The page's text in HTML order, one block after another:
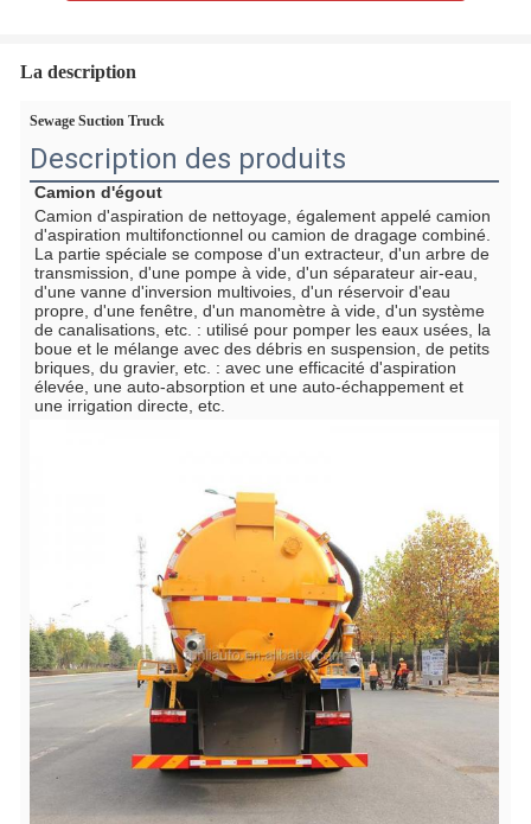
La description
Sewage Suction Truck
Description des produits
Camion d'égout
Camion d'aspiration de nettoyage, également appelé camion
d'aspiration multifonctionnel ou camion de dragage combiné.
La partie spéciale se compose d'un extracteur, d'un arbre de
transmission, d'une pompe à vide, d'un séparateur air-eau,
d'une vanne d'inversion multivoies, d'un réservoir d'eau
propre, d'une fenêtre, d'un manomètre à vide, d'un système
de canalisations, etc. : utilisé pour pomper les eaux usées, la
boue et le mélange avec des débris en suspension, de petits
briques, du gravier, etc. : avec une efficacité d'aspiration
élevée, une auto-absorption et une auto-échappement et
une irrigation directe, etc.